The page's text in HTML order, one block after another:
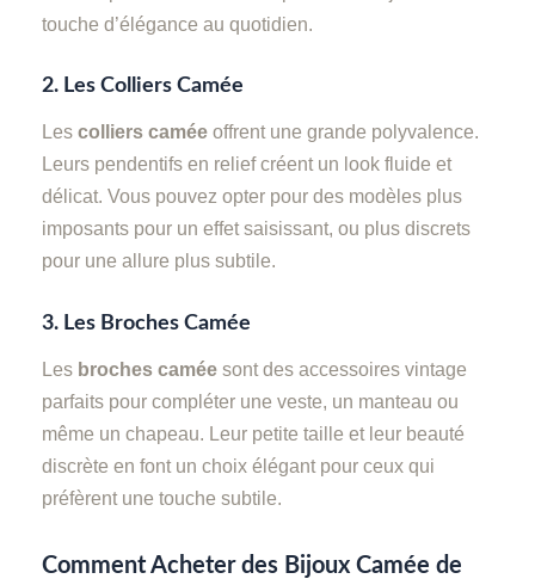
touche d’élégance au quotidien.
2. Les Colliers Camée
Les colliers camée offrent une grande polyvalence.
Leurs pendentifs en relief créent un look fluide et
délicat. Vous pouvez opter pour des modèles plus
imposants pour un effet saisissant, ou plus discrets
pour une allure plus subtile.
3. Les Broches Camée
Les broches camée sont des accessoires vintage
parfaits pour compléter une veste, un manteau ou
même un chapeau. Leur petite taille et leur beauté
discrète en font un choix élégant pour ceux qui
préfèrent une touche subtile.
Comment Acheter des Bijoux Camée de